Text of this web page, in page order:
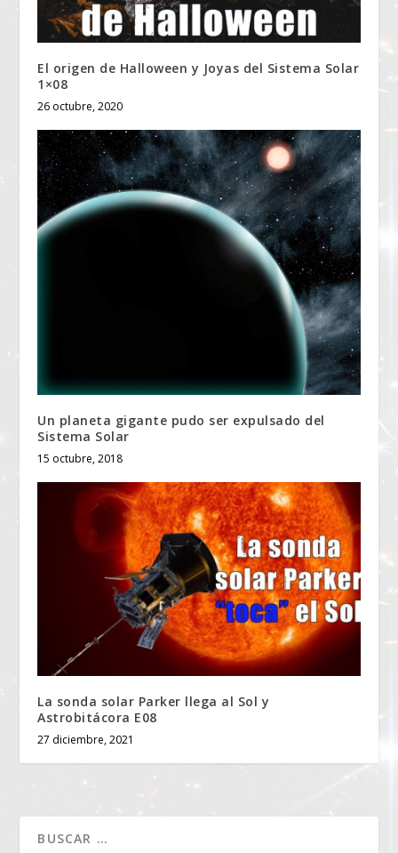
El origen de Halloween y Joyas del Sistema Solar
1×08
26 octubre, 2020
Un planeta gigante pudo ser expulsado del
Sistema Solar
15 octubre, 2018
La sonda solar Parker llega al Sol y
Astrobitácora E08
27 diciembre, 2021